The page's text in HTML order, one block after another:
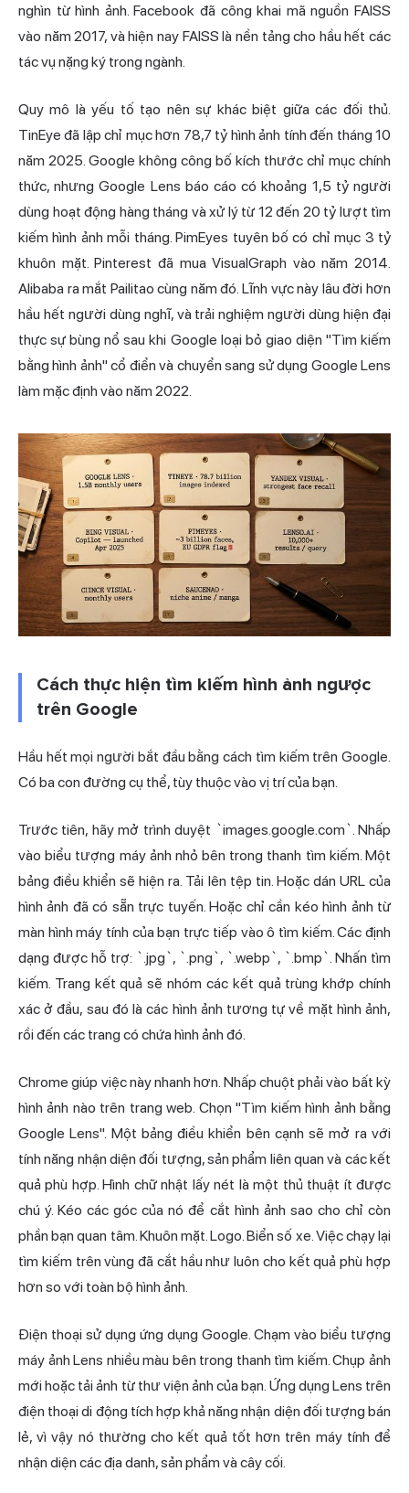
nghìn từ hình ảnh. Facebook đã công khai mã nguồn FAISS
vào năm 2017, và hiện nay FAISS là nền tảng cho hầu hết các
tác vụ nặng ký trong ngành.
Quy mô là yếu tố tạo nên sự khác biệt giữa các đối thủ.
TinEye đã lập chỉ mục hơn 78,7 tỷ hình ảnh tính đến tháng 10
năm 2025. Google không công bố kích thước chỉ mục chính
thức, nhưng Google Lens báo cáo có khoảng 1,5 tỷ người
dùng hoạt động hàng tháng và xử lý từ 12 đến 20 tỷ lượt tìm
kiếm hình ảnh mỗi tháng. PimEyes tuyên bố có chỉ mục 3 tỷ
khuôn mặt. Pinterest đã mua VisualGraph vào năm 2014.
Alibaba ra mắt Pailitao cùng năm đó. Lĩnh vực này lâu đời hơn
hầu hết người dùng nghĩ, và trải nghiệm người dùng hiện đại
thực sự bùng nổ sau khi Google loại bỏ giao diện "Tìm kiếm
bằng hình ảnh" cổ điển và chuyển sang sử dụng Google Lens
làm mặc định vào năm 2022.
Cách thực hiện tìm kiếm hình ảnh ngược
trên Google
Hầu hết mọi người bắt đầu bằng cách tìm kiếm trên Google.
Có ba con đường cụ thể, tùy thuộc vào vị trí của bạn.
Trước tiên, hãy mở trình duyệt `images.google.com`. Nhấp
vào biểu tượng máy ảnh nhỏ bên trong thanh tìm kiếm. Một
bảng điều khiển sẽ hiện ra. Tải lên tệp tin. Hoặc dán URL của
hình ảnh đã có sẵn trực tuyến. Hoặc chỉ cần kéo hình ảnh từ
màn hình máy tính của bạn trực tiếp vào ô tìm kiếm. Các định
dạng được hỗ trợ: `.jpg`, `.png`, `.webp`, `.bmp`. Nhấn tìm
kiếm. Trang kết quả sẽ nhóm các kết quả trùng khớp chính
xác ở đầu, sau đó là các hình ảnh tương tự về mặt hình ảnh,
rồi đến các trang có chứa hình ảnh đó.
Chrome giúp việc này nhanh hơn. Nhấp chuột phải vào bất kỳ
hình ảnh nào trên trang web. Chọn "Tìm kiếm hình ảnh bằng
Google Lens". Một bảng điều khiển bên cạnh sẽ mở ra với
tính năng nhận diện đối tượng, sản phẩm liên quan và các kết
quả phù hợp. Hình chữ nhật lấy nét là một thủ thuật ít được
chú ý. Kéo các góc của nó để cắt hình ảnh sao cho chỉ còn
phần bạn quan tâm. Khuôn mặt. Logo. Biển số xe. Việc chạy lại
tìm kiếm trên vùng đã cắt hầu như luôn cho kết quả phù hợp
hơn so với toàn bộ hình ảnh.
Điện thoại sử dụng ứng dụng Google. Chạm vào biểu tượng
máy ảnh Lens nhiều màu bên trong thanh tìm kiếm. Chụp ảnh
mới hoặc tải ảnh từ thư viện ảnh của bạn. Ứng dụng Lens trên
điện thoại di động tích hợp khả năng nhận diện đối tượng bán
lẻ, vì vậy nó thường cho kết quả tốt hơn trên máy tính để
nhận diện các địa danh, sản phẩm và cây cối.